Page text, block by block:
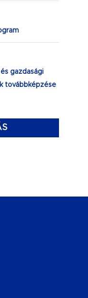
gazdasági
továbbképzése